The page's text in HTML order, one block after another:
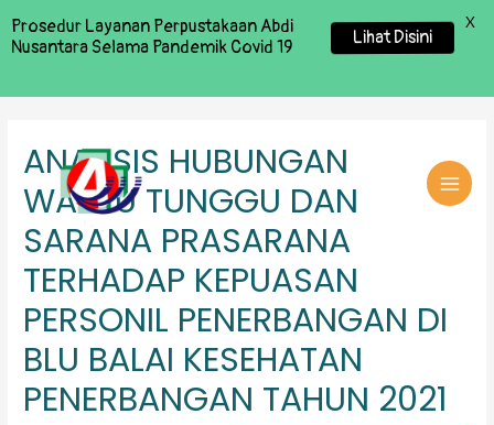
ANALISIS HUBUNGAN
WAKTU TUNGGU DAN
SARANA PRASARANA
TERHADAP KEPUASAN
PERSONIL PENERBANGAN DI
BLU BALAI KESEHATAN
PENERBANGAN TAHUN 2021
Prosedur Layanan Perpustakaan Abdi
Nusantara Selama Pandemik Covid 19
Lihat Disini
X